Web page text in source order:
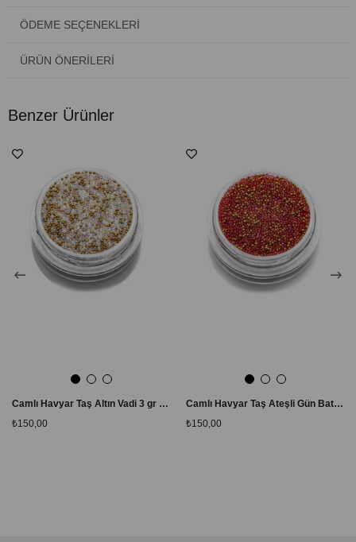
ÖDEME SEÇENEKLERI
ÜRÜN ÖNERILERI
Benzer Ürünler
Camlı Havyar Taş Altın Vadi 3 gr – 3D Nail Art Boncuk Süsleme
₺150,00
Camlı Havyar Taş Ateşli Gün Batımı 3 gr – 3D Nail Art Boncuk Süsleme
₺150,00